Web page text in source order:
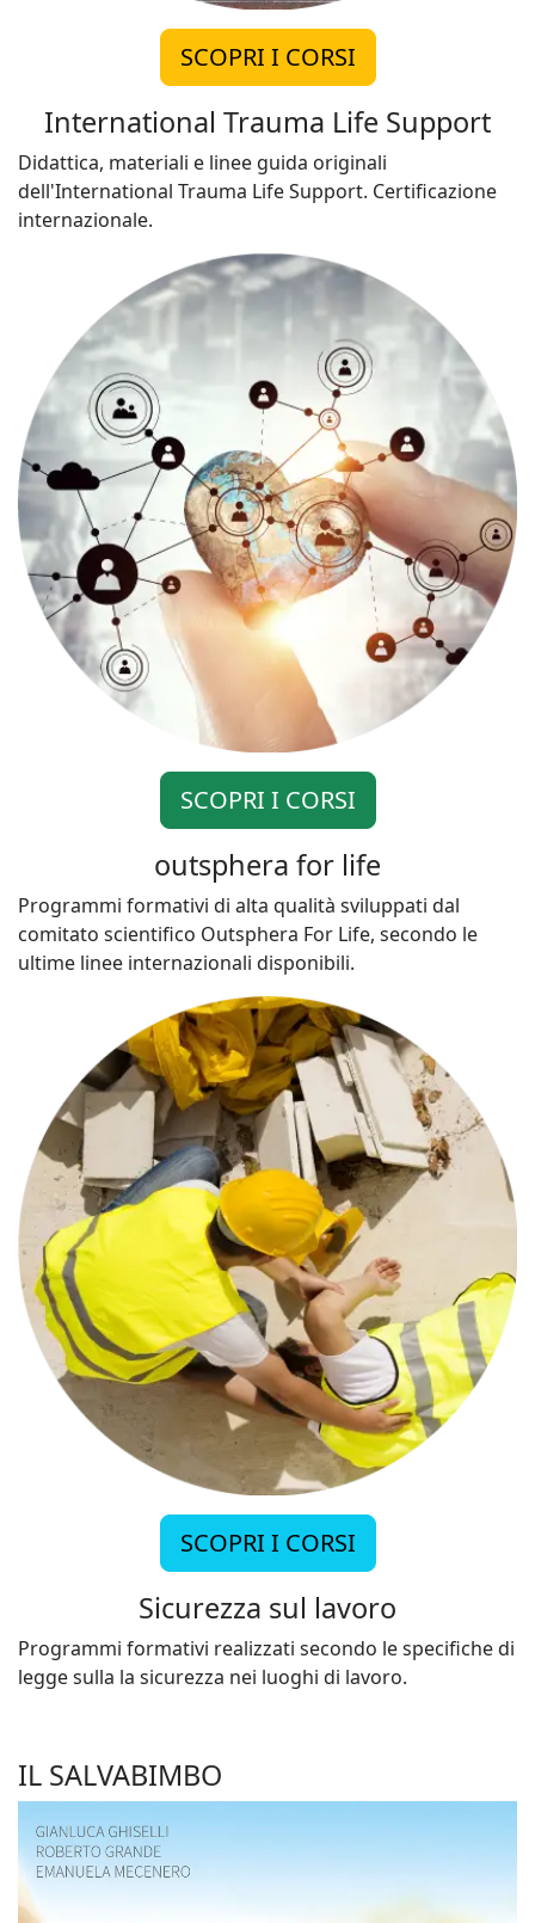
SCOPRI I CORSI
International Trauma Life Support
Didattica, materiali e linee guida originali
dell'International Trauma Life Support. Certificazione
internazionale.
SCOPRI I CORSI
outsphera for life
Programmi formativi di alta qualità sviluppati dal
comitato scientifico Outsphera For Life, secondo le
ultime linee internazionali disponibili.
SCOPRI I CORSI
Sicurezza sul lavoro
Programmi formativi realizzati secondo le specifiche di
legge sulla la sicurezza nei luoghi di lavoro.
IL SALVABIMBO